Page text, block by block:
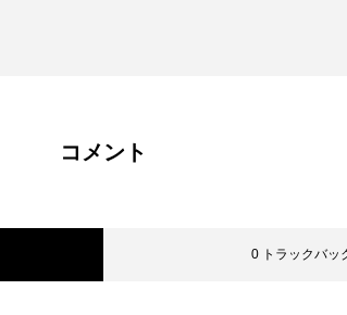
コメント
0 トラックバッ